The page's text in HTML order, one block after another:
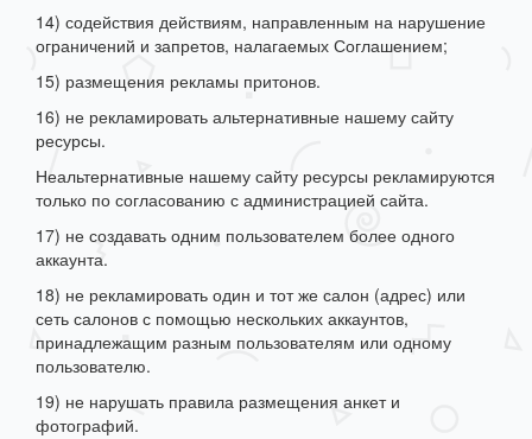
14) содействия действиям, направленным на нарушение
ограничений и запретов, налагаемых Соглашением;
15) размещения рекламы притонов.
16) не рекламировать альтернативные нашему сайту
ресурсы.
Неальтернативные нашему сайту ресурсы рекламируются
только по согласованию с администрацией сайта.
17) не создавать одним пользователем более одного
аккаунта.
18) не рекламировать один и тот же салон (адрес) или
сеть салонов с помощью нескольких аккаунтов,
принадлежащим разным пользователям или одному
пользователю.
19) не нарушать правила размещения анкет и
фотографий.